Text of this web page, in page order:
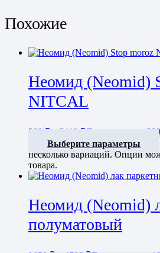
Похожие
Неомид (Neomid)
NITCAL
300 ₽ 2110 ₽Диапазон цен:
Выберите параметры
несколько вариаций. Опции
товара.
Неомид (Neomid)
полуматовый